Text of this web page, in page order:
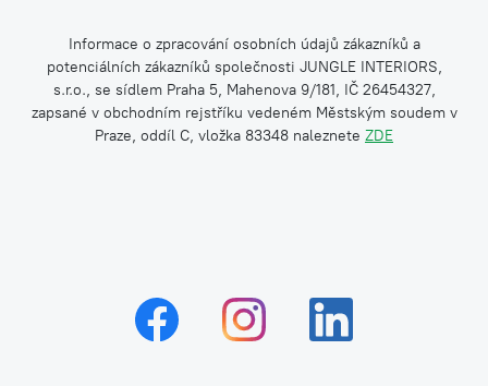
Informace o zpracování osobních údajů zákazníků a
potenciálních zákazníků společnosti JUNGLE INTERIORS,
s.r.o., se sídlem Praha 5, Mahenova 9/181, IČ 26454327,
zapsané v obchodním rejstříku vedeném Městským soudem v
Praze, oddíl C, vložka 83348 naleznete ZDE